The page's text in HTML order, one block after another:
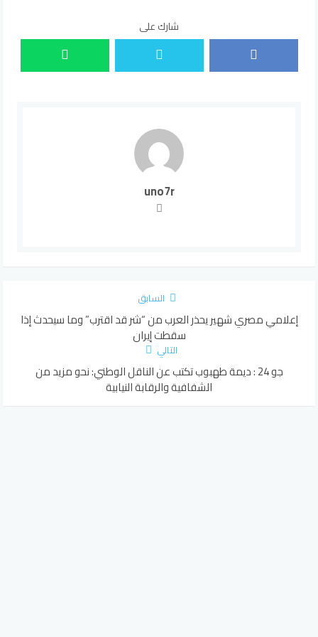
شارك على
uno7r
السابق
إعلامي مصري شهير يحذر العرب من “شر قد اقترب” وما سيحدث إذا
سقطت إيران
التالي
جو 24 : ديمة طهبوب تكتب عن الناقل الوطني: نحو مزيد من
الشفافية والرقابة النيابية